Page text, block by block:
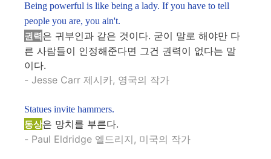
Being powerful is like being a lady. If you have to tell
people you are, you ain't.
권력 은 귀부인과 같은 것이다. 굳이 말로 해야만 다
른 사람들이 인정해준다면 그건 권력이 없다는 말
이다.
- Jesse Carr 제시카, 영국의 작가
Statues invite hammers.
동상은 망치를 부른다.
- Paul Eldridge 엘드리지, 미국의 작가